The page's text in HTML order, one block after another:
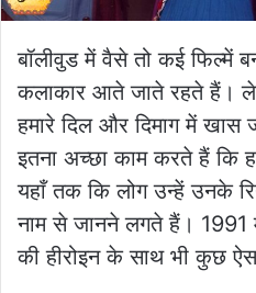
बॉलीवुड में वैसे तो कई फिल्में
कलाकार आते जाते रहते हैं।
हमारे दिल और दिमाग में
इतना अच्छा काम करते हैं कि
यहाँ तक कि लोग उन्हें उनके
नाम से जानने लगते हैं। 1991 में
की हीरोइन के साथ भी कुछ